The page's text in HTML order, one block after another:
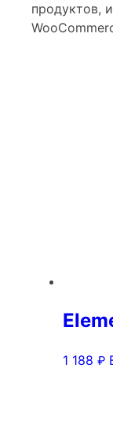
продуктов,
1 188 ₽